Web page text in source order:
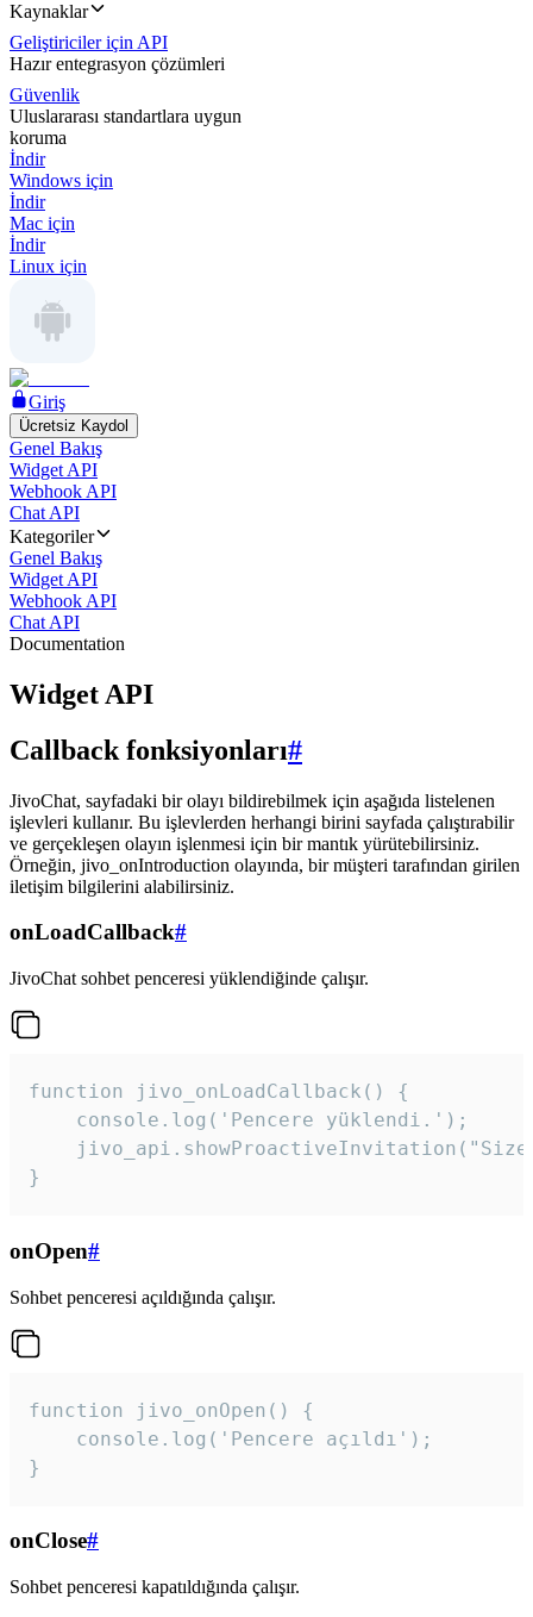
Kaynaklar
Geliştiriciler için API
Hazır entegrasyon çözümleri
Güvenlik
Uluslararası standartlara uygun
koruma
İndir
Windows için
İndir
Mac için
İndir
Linux için
Giriş
Ücretsiz Kaydol
Genel Bakış
Widget API
Webhook API
Chat API
Kategoriler
Genel Bakış
Widget API
Webhook API
Chat API
Documentation
Widget API
Callback fonksiyonları#
JivoChat, sayfadaki bir olayı bildirebilmek için aşağıda listelenen
işlevleri kullanır. Bu işlevlerden herhangi birini sayfada çalıştırabilir
ve gerçekleşen olayın işlenmesi için bir mantık yürütebilirsiniz.
Örneğin, jivo_onIntroduction olayında, bir müşteri tarafından girilen
iletişim bilgilerini alabilirsiniz.
onLoadCallback#
JivoChat sohbet penceresi yüklendiğinde çalışır.
function jivo_onLoadCallback() {
    console.log('Pencere yüklendi.');
}
onOpen#
Sohbet penceresi açıldığında çalışır.
function jivo_onOpen() {
    console.log('Pencere açıldı');
}
onClose#
Sohbet penceresi kapatıldığında çalışır.